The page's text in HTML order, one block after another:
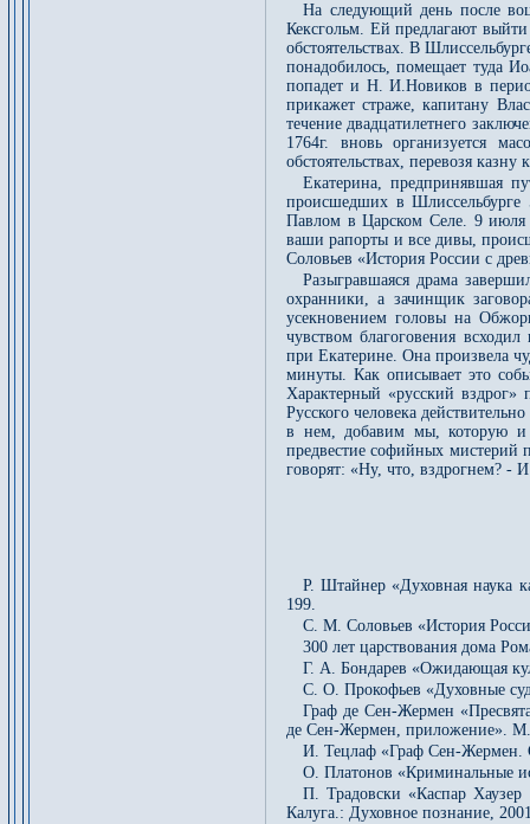
На следующий день после
Кексгольм. Ей предлагают
обстоятельствах. В
понадобилось, помещает туда
попадет и Н. И.Новиков в
прикажет страже, капитану
течение двадцатилетнего
1764г. вновь организуется
обстоятельствах, перевозя
Екатерина, предпринявшая
происшедших в
Павлом в Царском Селе. 9 июля
ваши рапорты и все дивы,
Соловьев «История России с
Разыгравшаяся драма
охранники, а зачинщик
усекновением головы на
чувством благоговения
при Екатерине. Она произвела
минуты. Как описывает это
Характерный «русский
Русского человека
в нем, добавим мы, которую и
предвестие софийных мистерий
говорят: «Ну, что, вздрогнем? -
Р. Штайнер «Духовная наука
199.
С. М. Соловьев «История
300 лет царствования дома
Г. А. Бондарев «Ожидающая
С. О. Прокофьев «Духовные
Граф де Сен-Жермен
де Сен-Жермен, приложение».
И. Тецлаф «Граф Сен-Жермен.
О. Платонов «Криминальные
П. Традовски «Каспар
Калуга.: Духовное познание,